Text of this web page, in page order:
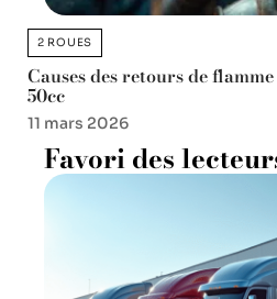
2 ROUES
Causes des retours de
50cc
11 mars 2026
Favori des